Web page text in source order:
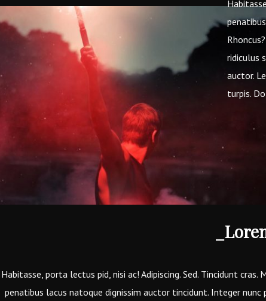
ridiculus
auctor.
turpis.
Habitasse, porta lectus pid, nisi ac! Adipiscing. Sed. Tincidunt cras.
penatibus lacus natoque dignissim auctor tincidunt. Integer nunc